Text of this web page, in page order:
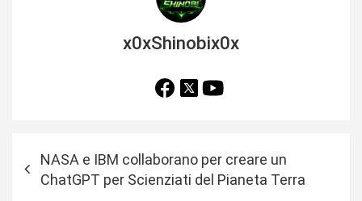
x0xShinobix0x
NASA e IBM collaborano per creare un
ChatGPT per Scienziati del Pianeta Terra